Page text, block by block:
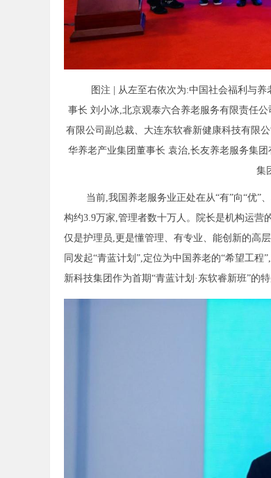
图注 | 从左至右依次为:中国社会福利与
事长 刘小冰,北京观泰六合养老服务有限责任
有限公司副总裁、大连东软睿新健康科技有限
华养老产业集团董事长 袁治,长友养老服务集
集
当前,我国养老服务业正处在从“有”向“优”
构约3.9万家,管理者数十万人。院长是机构运营
仅是护理员,更是懂管理、有专业、能创新的高
同发起“青蓝计划”,定位为中国养老的“希望工
新科技集团作为首期“青蓝计划·东软睿新班”的